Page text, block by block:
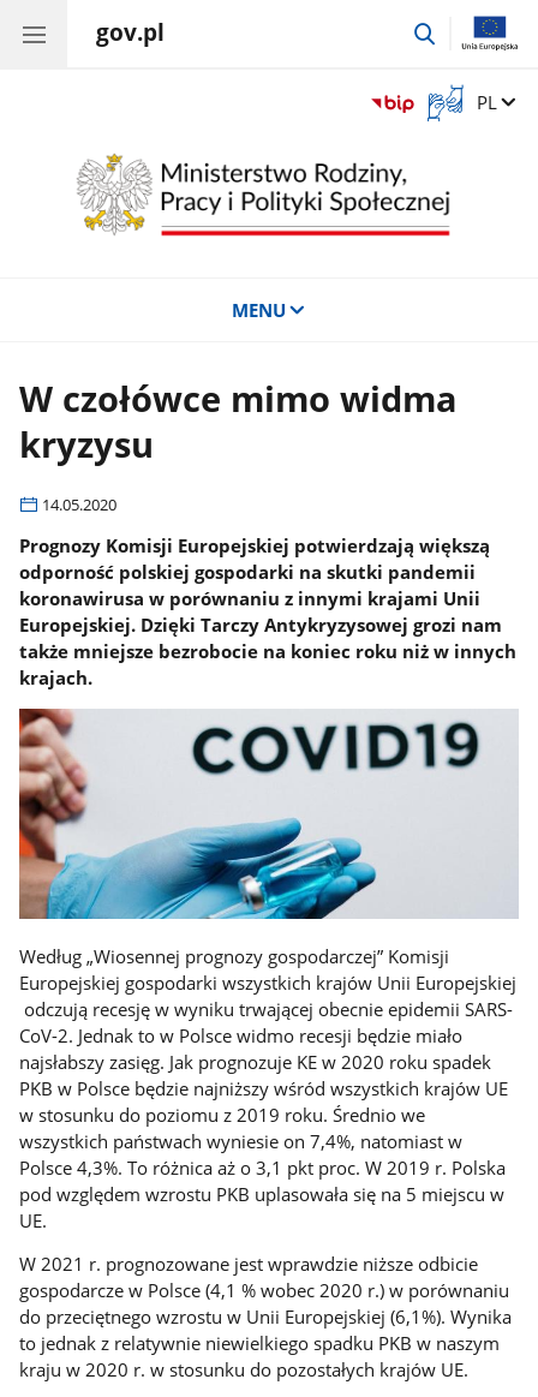
gov.pl
przejdź
Otwórz
okno
języka
migowego
Zmień
PL
MENU
W czołówce mimo widma
kryzysu
14.05.2020
Prognozy Komisji Europejskiej potwierdzają większą
odporność polskiej gospodarki na skutki pandemii
koronawirusa w porównaniu z innymi krajami Unii
Europejskiej. Dzięki Tarczy Antykryzysowej grozi nam
także mniejsze bezrobocie na koniec roku niż w innych
krajach.
Według „Wiosennej prognozy gospodarczej” Komisji
Europejskiej gospodarki wszystkich krajów Unii Europejskiej
odczują recesję w wyniku trwającej obecnie epidemii SARS-
CoV-2. Jednak to w Polsce widmo recesji będzie miało
najsłabszy zasięg. Jak prognozuje KE w 2020 roku spadek
PKB w Polsce będzie najniższy wśród wszystkich krajów UE
w stosunku do poziomu z 2019 roku. Średnio we
wszystkich państwach wyniesie on 7,4%, natomiast w
Polsce 4,3%. To różnica aż o 3,1 pkt proc. W 2019 r. Polska
pod względem wzrostu PKB uplasowała się na 5 miejscu w
UE.
W 2021 r. prognozowane jest wprawdzie niższe odbicie
gospodarcze w Polsce (4,1 % wobec 2020 r.) w porównaniu
do przeciętnego wzrostu w Unii Europejskiej (6,1%). Wynika
to jednak z relatywnie niewielkiego spadku PKB w naszym
kraju w 2020 r. w stosunku do pozostałych krajów UE.